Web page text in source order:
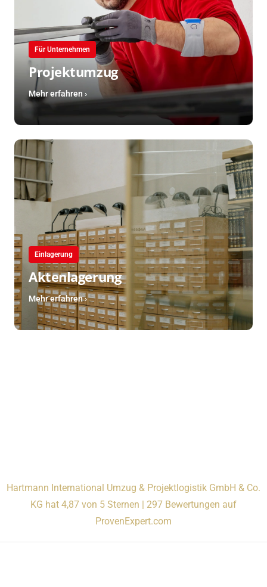
Für Unternehmen
Projektumzug
Mehr erfahren ›
Einlagerung
Aktenlagerung
Mehr erfahren ›
Hartmann International Umzug & Projektlogistik GmbH & Co.
KG hat 4,87 von 5 Sternen | 297 Bewertungen auf
ProvenExpert.com